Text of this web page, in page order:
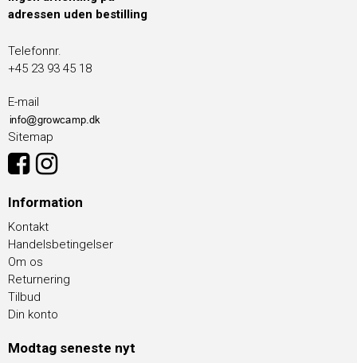
adressen uden bestilling
Telefonnr.
+45 23 93 45 18
E-mail
Sitemap
Information
Kontakt
Handelsbetingelser
Om os
Returnering
Tilbud
Din konto
Modtag seneste nyt